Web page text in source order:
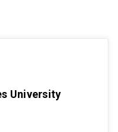
University